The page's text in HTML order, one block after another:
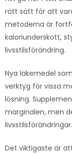
rätt sätt för att
metoderna är
kaloriunderskott,
livsstilsförändring.
Nya läkemedel
verktyg för vissa
lösning.
marginalen, men
livsstilsförändringar.
Det viktigaste är